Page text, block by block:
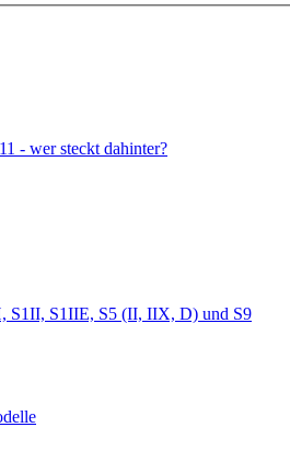
- wer steckt dahinter?
S1II, S1IIE, S5 (II, IIX, D) und S9